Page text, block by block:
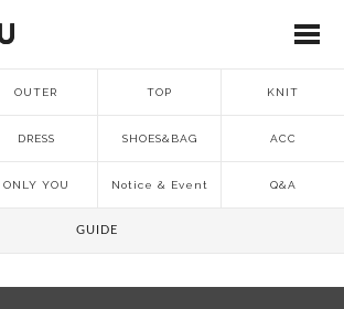
OUTER TOP KNIT
DRESS SHOES&BAG ACC
ONLY YOU Notice & Event Q&A
GUIDE